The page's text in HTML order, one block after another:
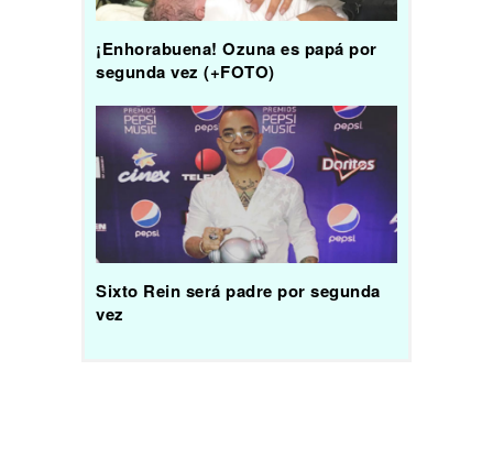
¡Enhorabuena! Ozuna es papá por
segunda vez (+FOTO)
Sixto Rein será padre por segunda
vez